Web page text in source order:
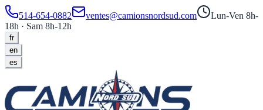
514-654-0882 ventes@camionsnordsud.com
Lun-Ven 8h-
18h · Sam 8h-12h
fr
en
es